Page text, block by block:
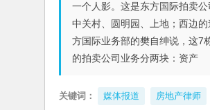
一个人影。这是东方国际拍卖
中关村、圆明园、上地；西边
方国际业务部的樊自绅说，这7
的拍卖公司业务分两块：资产
关键词： 媒体报道 房地产律师